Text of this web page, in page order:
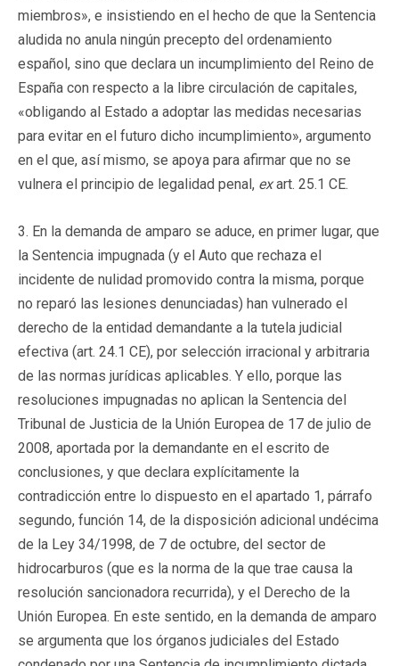
miembros», e insistiendo en el hecho de que la Sentencia
aludida no anula ningún precepto del ordenamiento
español, sino que declara un incumplimiento del Reino de
España con respecto a la libre circulación de capitales,
«obligando al Estado a adoptar las medidas necesarias
para evitar en el futuro dicho incumplimiento», argumento
en el que, así mismo, se apoya para afirmar que no se
vulnera el principio de legalidad penal, exart. 25.1 CE.
3. En la demanda de amparo se aduce, en primer lugar, que
la Sentencia impugnada (y el Auto que rechaza el
incidente de nulidad promovido contra la misma, porque
no reparó las lesiones denunciadas) han vulnerado el
derecho de la entidad demandante a la tutela judicial
efectiva (art. 24.1 CE), por selección irracional y arbitraria
de las normas jurídicas aplicables. Y ello, porque las
resoluciones impugnadas no aplican la Sentencia del
Tribunal de Justicia de la Unión Europea de 17 de julio de
2008, aportada por la demandante en el escrito de
conclusiones, y que declara explícitamente la
contradicción entre lo dispuesto en el apartado 1, párrafo
segundo, función 14, de la disposición adicional undécima
de la Ley 34/1998, de 7 de octubre, del sector de
hidrocarburos (que es la norma de la que trae causa la
resolución sancionadora recurrida), y el Derecho de la
Unión Europea. En este sentido, en la demanda de amparo
se argumenta que los órganos judiciales del Estado